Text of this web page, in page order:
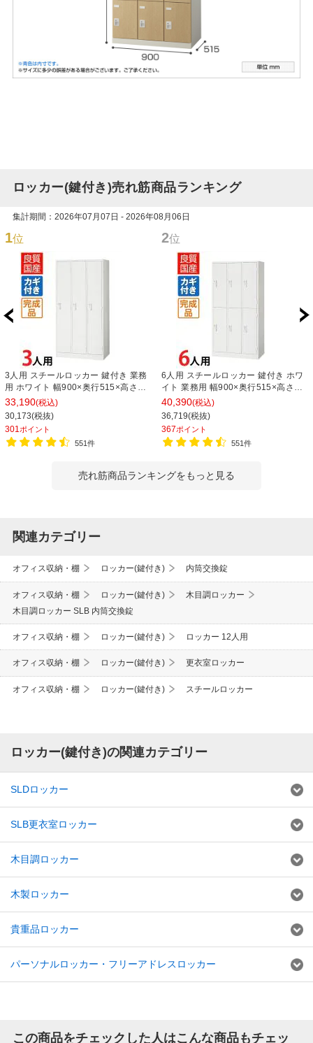
ロッカー(鍵付き)売れ筋商品ランキング
集計期間：2026年07月07日 - 2026年08月06日
1位
3人用 スチールロッカー 鍵付き 業務
用 ホワイト 幅900×奥行515×高さ
1790mm【国産】【完成品】 オフィ
スロッカー 下駄箱 シューズロッカー
更衣ロッカー
33,190(税込)
30,173(税抜)
301ポイント
551件
2位
6人用 スチールロッカー 鍵付き ホワ
イト 業務用 幅900×奥行515×高さ
1790mm【国産】【完成品】 オフィ
スロッカー 下駄箱 シューズロッカー
更衣ロッカー 収納 3列2段
40,390(税込)
36,719(税抜)
367ポイント
551件
売れ筋商品ランキングをもっと見る
関連カテゴリー
オフィス収納・棚 ロッカー(鍵付き) 内筒交換錠
オフィス収納・棚 ロッカー(鍵付き)
木目調ロッカー
木目調ロッカー SLB 内筒交換錠
オフィス収納・棚 ロッカー(鍵付き) ロッカー 12人用
オフィス収納・棚 ロッカー(鍵付き) 更衣室ロッカー
オフィス収納・棚 ロッカー(鍵付き) スチールロッカー
ロッカー(鍵付き)の関連カテゴリー
SLDロッカー
SLB更衣室ロッカー
木目調ロッカー
木製ロッカー
貴重品ロッカー
パーソナルロッカー・フリーアドレスロッカー
この商品をチェックした人はこんな商品もチェッ